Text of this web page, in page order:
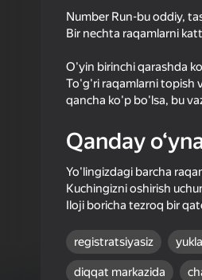
Number Run-bu oddiy,
Bir nechta raqamlarni
O'yin birinchi qarashda
To'g'ri raqamlarni topish
qancha ko'p bo'lsa, bu
Qanday
Yo'lingizdagi barcha
Kuchingizni oshirish
Iloji boricha tezroq bir
registratsiyasiz
diqqat markazida